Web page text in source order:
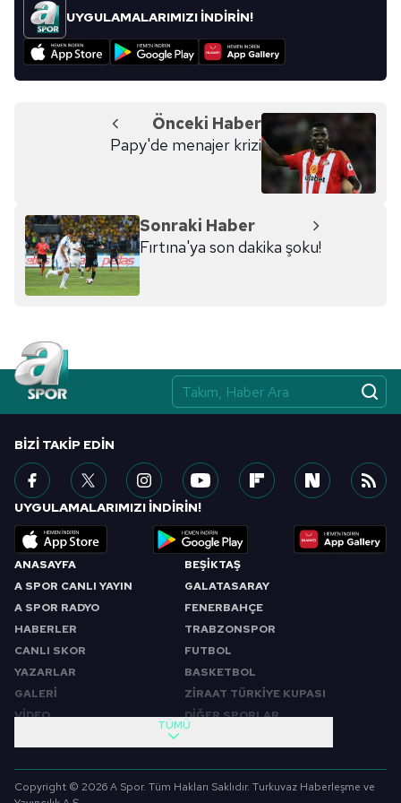
kullanılmaktadır. Bu çerezler vasıtasıyla çeşitli kişisel
verileriniz işlenmekte olup gerekli olan çerezler bilgi
toplumu hizmetlerinin sunulması amacıyla
reklam/pazarlama faaliyetlerinin yapılması, amaçlarıyla
sınırlı olarak açık rızanız dahilinde kullanılacaktır.
Çerezlere ilişkin tercihlerinizi aşağıda yer alan panel
için Ayarlar butonuna tıklayabilir,Çerez Bilgilendirme
Metnimiziziyaret edebilirsiniz.
6698 sayılı Kişisel Verilerin Korunması Kanunu uyarınca
almak için lütfen
UYGULAMALARIMIZI İNDİRİN!
Önceki Haber
Papy'de menajer krizi
Sonraki Haber
Fırtına'ya son dakika şoku!
ANASAYFA
A SPOR CANLI YAYIN
A SPOR RADYO
HABERLER
CANLI SKOR
YAZARLAR
GALERİ
VİDEO
BEŞİKTAŞ
GALATASARAY
FENERBAHÇE
TRABZONSPOR
FUTBOL
BASKETBOL
ZİRAAT TÜRKİYE KUPASI
DİĞER SPORLAR
SABAH SPORU
FUTBOL
TÜMÜ
BIZI TAKIP EDIN
UYGULAMALARIMIZI İNDİRİN!
Copyright © 2026 A Spor. Tüm Hakları Saklıdır. Turkuvaz Haberleşme ve